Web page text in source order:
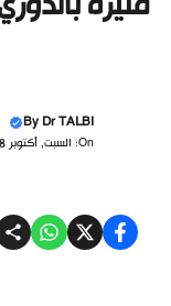
ByDr TALBI
On: السبت, أكتوبر 18, 2025 9:41 مساءً